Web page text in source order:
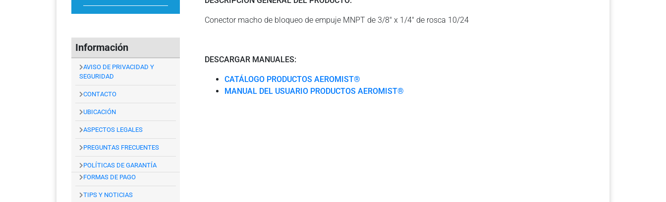
Información
AVISO DE PRIVACIDAD Y
SEGURIDAD
CONTACTO
UBICACIÓN
ASPECTOS LEGALES
PREGUNTAS FRECUENTES
POLÍTICAS DE GARANTÍA
FORMAS DE PAGO
TIPS Y NOTICIAS
Conector macho de bloqueo de empuje MNPT de 3/8″ x 1/4″ de rosca 10/24
DESCARGAR MANUALES:
CATÁLOGO PRODUCTOS AEROMIST®
MANUAL DEL USUARIO PRODUCTOS AEROMIST®